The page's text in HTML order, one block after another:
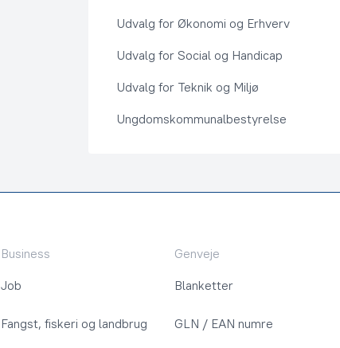
Udvalg for Økonomi og Erhverv
Udvalg for Social og Handicap
Udvalg for Teknik og Miljø
Ungdomskommunalbestyrelse
Business
Job
Fangst, fiskeri og landbrug
Genveje
Blanketter
GLN / EAN numre